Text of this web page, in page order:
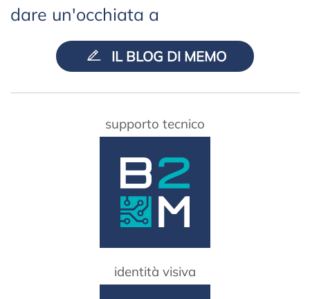
dare un'occhiata a
IL BLOG DI MEMO
supporto tecnico
identità visiva